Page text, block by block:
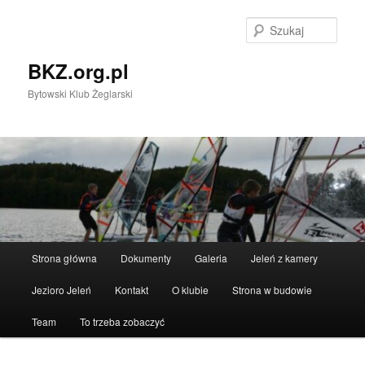
BKZ.org.pl
Bytowski Klub Żeglarski
Strona główna Dokumenty Galeria Jeleń z kamery
Jezioro Jeleń Kontakt O klubie Strona w budowie
Team To trzeba zobaczyć